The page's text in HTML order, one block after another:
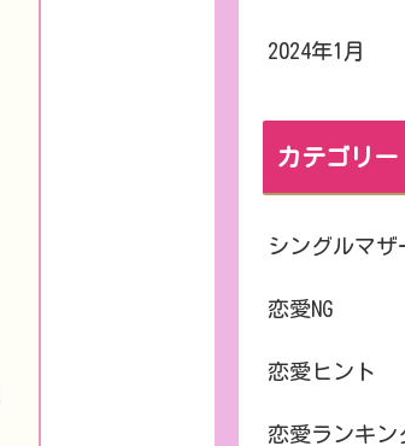
2024年1月
カテゴリー
シングルマザ
恋愛NG
恋愛ヒント
恋愛ランキン